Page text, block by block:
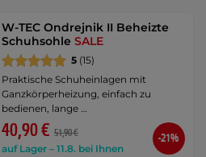
W-TEC Ondrejnik II Beheizte
SchuhsohleSALE
5 (15)
Praktische Schuheinlagen mit
Ganzkörperheizung, einfach zu
bedienen, lange …
40,90 € 51,90 €
auf Lager – 11.8. bei Ihnen
-21%